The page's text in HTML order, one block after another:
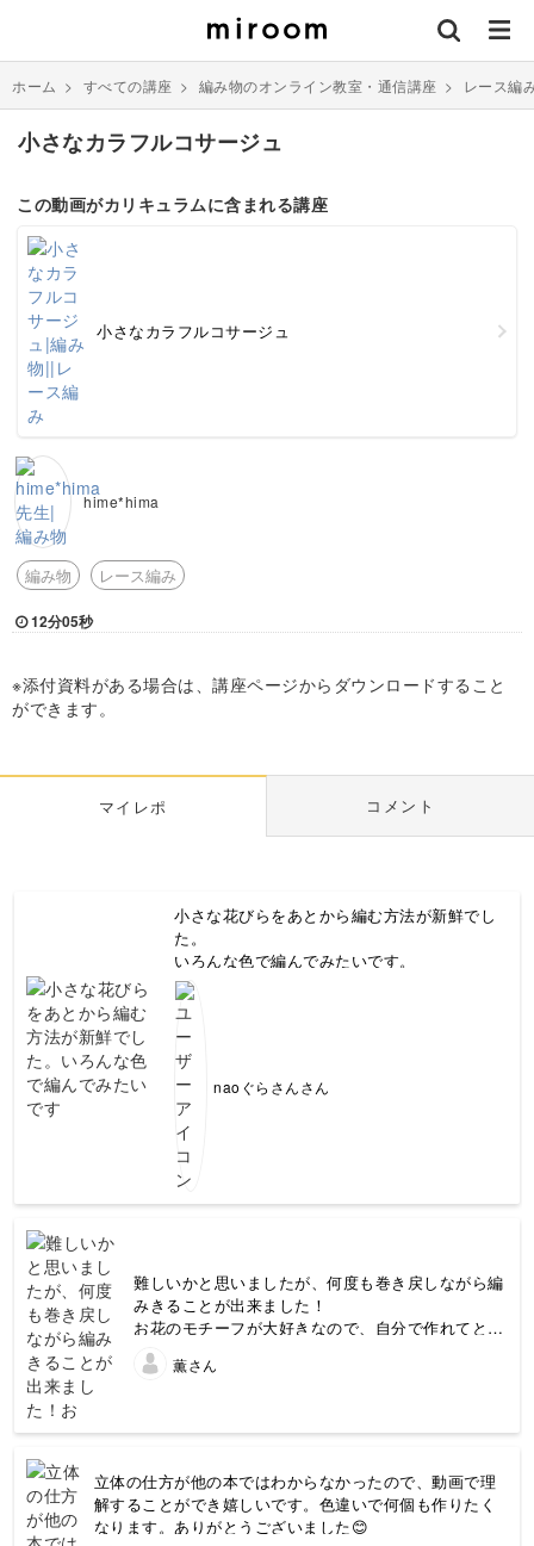
ホーム > すべての講座 > 編み物のオンライン教室・通信講座 > レース編
小さなカラフルコサージュ
この動画がカリキュラムに含まれる講座
小さなカラフルコサージュ
hime*hima
編み物 レース編み
12分05秒
※添付資料がある場合は、講座ページからダウンロードすること
ができます。
マイレポ コメント
小さな花びらをあとから編む方法が新鮮でし
た。
いろんな色で編んでみたいです。
naoぐらさんさん
難しいかと思いましたが、何度も巻き戻しながら編
みきることが出来ました！
お花のモチーフが大好きなので、自分で作れてとー
っても嬉しいです！
先生、ありがとうございます♡
薫さん
立体の仕方が他の本ではわからなかったので、動画で理
解することができ嬉しいです。色違いで何個も作りたく
なります。ありがとうございました😊